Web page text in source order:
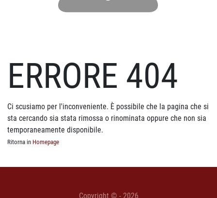
ERRORE 404
Ci scusiamo per l'inconveniente. È possibile che la pagina che si
sta cercando sia stata rimossa o rinominata oppure che non sia
temporaneamente disponibile.
Ritorna in Homepage
Copyright © - 2026